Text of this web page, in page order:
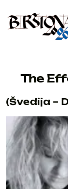
The
(Švedija –